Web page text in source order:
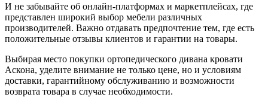
И не забывайте об онлайн-платформах и маркетплейсах, где
представлен широкий выбор мебели различных
производителей. Важно отдавать предпочтение тем, где есть
положительные отзывы клиентов и гарантии на товары.
Выбирая место покупки ортопедического дивана кровати
Аскона, уделите внимание не только цене, но и условиям
доставки, гарантийному обслуживанию и возможности
возврата товара в случае необходимости.